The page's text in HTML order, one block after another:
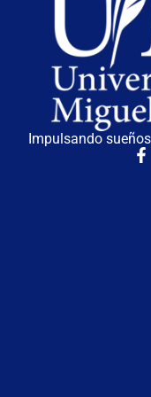
Impulsando